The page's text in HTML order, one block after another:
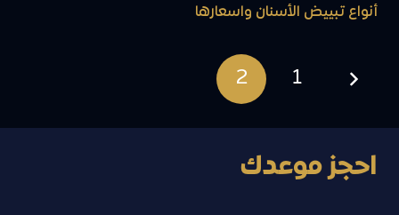
أنواع تبييض الأسنان واسعارها
1
2
احجز موعدك